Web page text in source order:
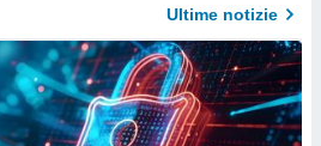
Ultime notizie